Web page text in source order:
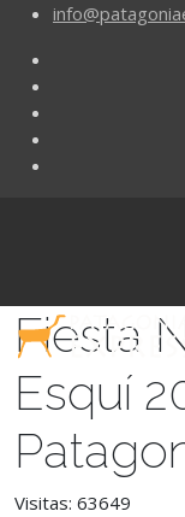
Fiesta
Esquí
Visitas: 63649